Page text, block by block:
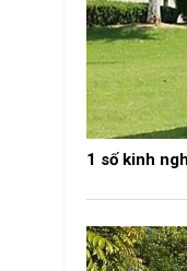
1 số kinh